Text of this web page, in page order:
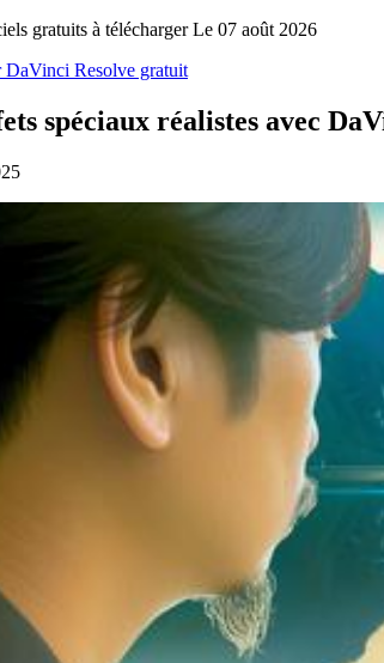
gratuits à télécharger Le 07 août 2026
DaVinci Resolve gratuit
spéciaux réalistes avec